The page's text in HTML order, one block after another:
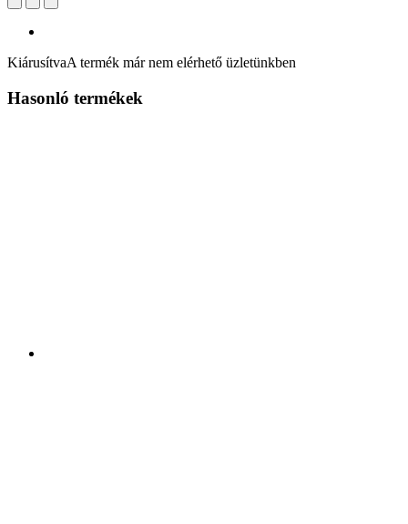
KiárusítvaA termék már nem elérhető üzletünkben
Hasonló termékek